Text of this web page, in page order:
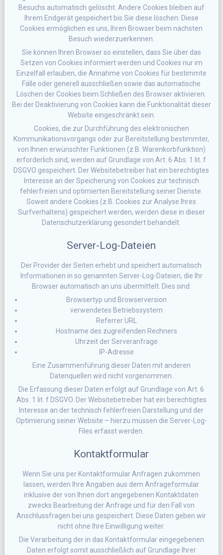
Besuchs automatisch gelöscht. Andere Cookies bleiben auf
Ihrem Endgerät gespeichert bis Sie diese löschen. Diese
Cookies ermöglichen es uns, Ihren Browser beim nächsten
Besuch wiederzuerkennen.
Sie können Ihren Browser so einstellen, dass Sie über das
Setzen von Cookies informiert werden und Cookies nur im
Einzelfall erlauben, die Annahme von Cookies für bestimmte
Fälle oder generell ausschließen sowie das automatische
Löschen der Cookies beim Schließen des Browser aktivieren.
Bei der Deaktivierung von Cookies kann die Funktionalität dieser
Website eingeschränkt sein.
Cookies, die zur Durchführung des elektronischen
Kommunikationsvorgangs oder zur Bereitstellung bestimmter,
von Ihnen erwünschter Funktionen (z.B. Warenkorbfunktion)
erforderlich sind, werden auf Grundlage von Art. 6 Abs. 1 lit. f
DSGVO gespeichert. Der Websitebetreiber hat ein berechtigtes
Interesse an der Speicherung von Cookies zur technisch
fehlerfreien und optimierten Bereitstellung seiner Dienste.
Soweit andere Cookies (z.B. Cookies zur Analyse Ihres
Surfverhaltens) gespeichert werden, werden diese in dieser
Datenschutzerklärung gesondert behandelt.
Server-Log-Dateien
Der Provider der Seiten erhebt und speichert automatisch
Informationen in so genannten Server-Log-Dateien, die Ihr
Browser automatisch an uns übermittelt. Dies sind:
Browsertyp und Browserversion
verwendetes Betriebssystem
Referrer URL
Hostname des zugreifenden Rechners
Uhrzeit der Serveranfrage
IP-Adresse
Eine Zusammenführung dieser Daten mit anderen
Datenquellen wird nicht vorgenommen.
Die Erfassung dieser Daten erfolgt auf Grundlage von Art. 6
Abs. 1 lit. f DSGVO. Der Websitebetreiber hat ein berechtigtes
Interesse an der technisch fehlerfreien Darstellung und der
Optimierung seiner Website – hierzu müssen die Server-Log-
Files erfasst werden.
Kontaktformular
Wenn Sie uns per Kontaktformular Anfragen zukommen
lassen, werden Ihre Angaben aus dem Anfrageformular
inklusive der von Ihnen dort angegebenen Kontaktdaten
zwecks Bearbeitung der Anfrage und für den Fall von
Anschlussfragen bei uns gespeichert. Diese Daten geben wir
nicht ohne Ihre Einwilligung weiter.
Die Verarbeitung der in das Kontaktformular eingegebenen
Daten erfolgt somit ausschließlich auf Grundlage Ihrer